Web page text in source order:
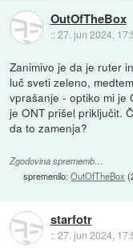
OutOfTheBox
::27. jun 2024,
Zanimivo je da je ruter
luč sveti zeleno,
vprašanje - optiko mi je
je ONT prišel priključit.
da to zamenja?
Zgodovina sprememb…
spremenilo:OutOfTheBox (
starfotr
::27. jun 2024,